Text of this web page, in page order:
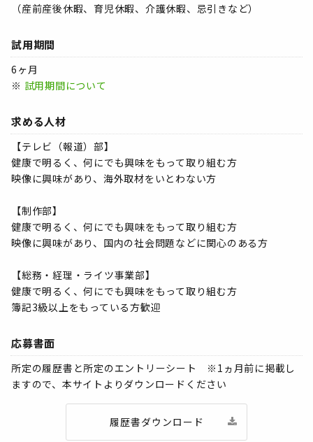
（産前産後休暇、育児休暇、介護休暇、忌引きなど）
試用期間
6ヶ月
※ 試用期間について
求める人材
【テレビ（報道）部】
健康で明るく、何にでも興味をもって取り組む方
映像に興味があり、海外取材をいとわない方
【制作部】
健康で明るく、何にでも興味をもって取り組む方
映像に興味があり、国内の社会問題などに関心のある方
【総務・経理・ライツ事業部】
健康で明るく、何にでも興味をもって取り組む方
簿記3級以上をもっている方歓迎
応募書面
所定の履歴書と所定のエントリーシート ※1ヵ月前に掲載し
ますので、本サイトよりダウンロードください
履歴書ダウンロード